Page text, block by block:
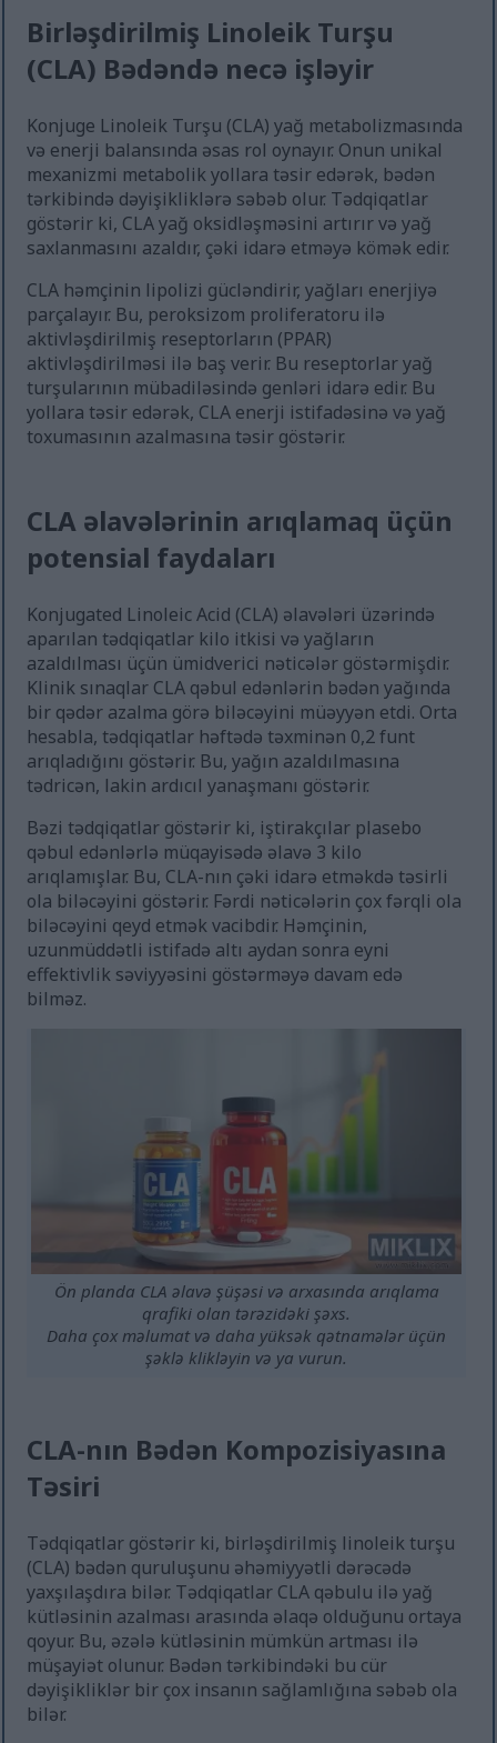
Birləşdirilmiş Linoleik Turşu
(CLA) Bədəndə necə işləyir
Konjuge Linoleik Turşu (CLA) yağ metabolizmasında
və enerji balansında əsas rol oynayır. Onun unikal
mexanizmi metabolik yollara təsir edərək, bədən
tərkibində dəyişikliklərə səbəb olur. Tədqiqatlar
göstərir ki, CLA yağ oksidləşməsini artırır və yağ
saxlanmasını azaldır, çəki idarə etməyə kömək edir.
CLA həmçinin lipolizi gücləndirir, yağları enerjiyə
parçalayır. Bu, peroksizom proliferatoru ilə
aktivləşdirilmiş reseptorların (PPAR)
aktivləşdirilməsi ilə baş verir. Bu reseptorlar yağ
turşularının mübadiləsində genləri idarə edir. Bu
yollara təsir edərək, CLA enerji istifadəsinə və yağ
toxumasının azalmasına təsir göstərir.
CLA əlavələrinin arıqlamaq üçün
potensial faydaları
Konjugated Linoleic Acid (CLA) əlavələri üzərində
aparılan tədqiqatlar kilo itkisi və yağların
azaldılması üçün ümidverici nəticələr göstərmişdir.
Klinik sınaqlar CLA qəbul edənlərin bədən yağında
bir qədər azalma görə biləcəyini müəyyən etdi. Orta
hesabla, tədqiqatlar həftədə təxminən 0,2 funt
arıqladığını göstərir. Bu, yağın azaldılmasına
tədricən, lakin ardıcıl yanaşmanı göstərir.
Bəzi tədqiqatlar göstərir ki, iştirakçılar plasebo
qəbul edənlərlə müqayisədə əlavə 3 kilo
arıqlamışlar. Bu, CLA-nın çəki idarə etməkdə təsirli
ola biləcəyini göstərir. Fərdi nəticələrin çox fərqli ola
biləcəyini qeyd etmək vacibdir. Həmçinin,
uzunmüddətli istifadə altı aydan sonra eyni
effektivlik səviyyəsini göstərməyə davam edə
bilməz.
Ön planda CLA əlavə şüşəsi və arxasında arıqlama
qrafiki olan tərəzidəki şəxs.
Daha çox məlumat və daha yüksək qətnamələr üçün
şəklə klikləyin və ya vurun.
CLA-nın Bədən Kompozisiyasına
Təsiri
Tədqiqatlar göstərir ki, birləşdirilmiş linoleik turşu
(CLA) bədən quruluşunu əhəmiyyətli dərəcədə
yaxşılaşdıra bilər. Tədqiqatlar CLA qəbulu ilə yağ
kütləsinin azalması arasında əlaqə olduğunu ortaya
qoyur. Bu, əzələ kütləsinin mümkün artması ilə
müşayiət olunur. Bədən tərkibindəki bu cür
dəyişikliklər bir çox insanın sağlamlığına səbəb ola
bilər.